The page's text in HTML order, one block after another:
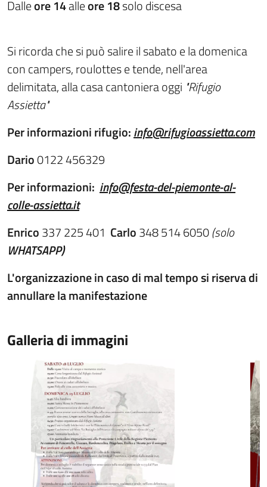
Dalleore14alleore18solo discesa
Si ricorda che si può salire il sabato e la domenica
con campers, roulottes e tende, nell'area
delimitata, alla casa cantoniera oggi "Rifugio
Assietta"
Perinformazionirifugio:info@rifugioassietta.com
Dario0122 456329
Perinformazioni: info@festa-del-piemonte-al-
colle-assietta.it
Enrico337 225 401 Carlo348 514 6050(solo
WHATSAPP)
L'organizzazione in caso di mal temposiriserva di
annullare la manifestazione
Galleria di immagini